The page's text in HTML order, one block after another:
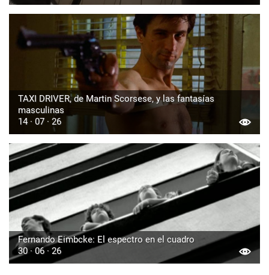
TAXI DRIVER, de Martin Scorsese, y las fantasías
masculinas
14 · 07 · 26
Fernando Eimbcke: El espectro en el cuadro
30 · 06 · 26